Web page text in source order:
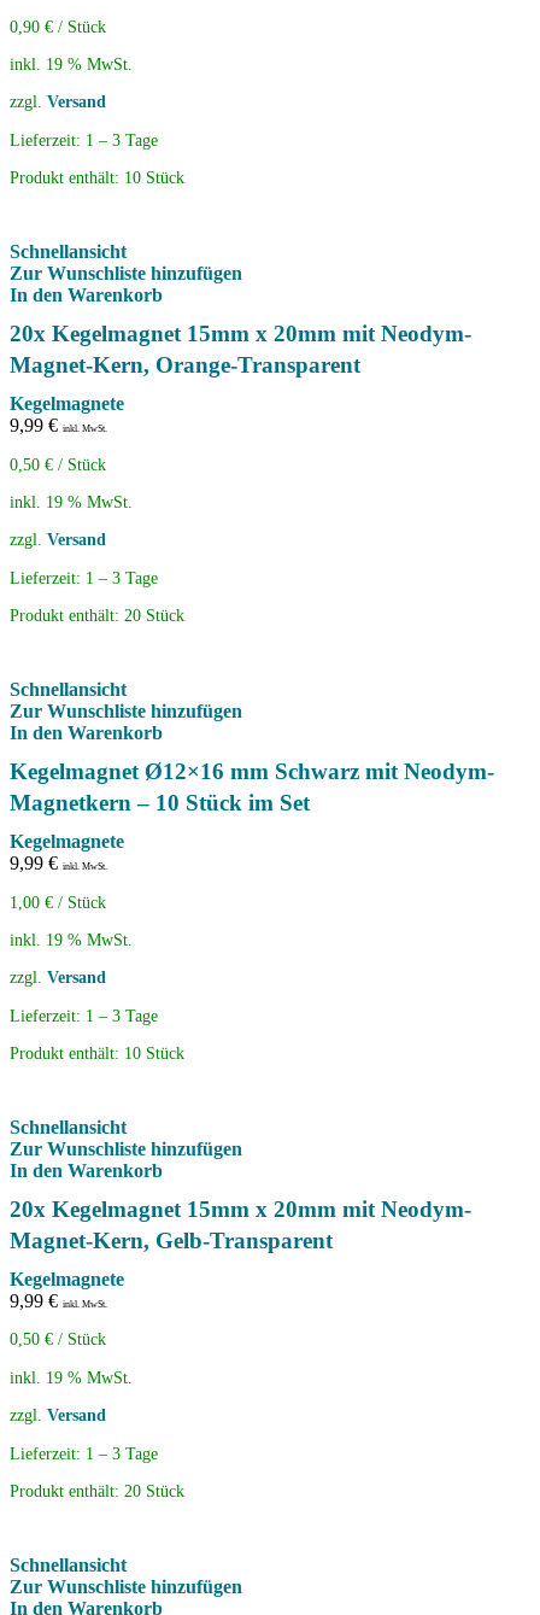
0,90 € / Stück
inkl. 19 % MwSt.
zzgl. Versand
Lieferzeit: 1 – 3 Tage
Produkt enthält: 10 Stück
Schnellansicht
Zur Wunschliste hinzufügen
In den Warenkorb
20x Kegelmagnet 15mm x 20mm mit Neodym-
Magnet-Kern, Orange-Transparent
Kegelmagnete
9,99 € inkl. MwSt.
0,50 € / Stück
inkl. 19 % MwSt.
zzgl. Versand
Lieferzeit: 1 – 3 Tage
Produkt enthält: 20 Stück
Schnellansicht
Zur Wunschliste hinzufügen
In den Warenkorb
Kegelmagnet Ø12×16 mm Schwarz mit Neodym-
Magnetkern – 10 Stück im Set
Kegelmagnete
9,99 € inkl. MwSt.
1,00 € / Stück
inkl. 19 % MwSt.
zzgl. Versand
Lieferzeit: 1 – 3 Tage
Produkt enthält: 10 Stück
Schnellansicht
Zur Wunschliste hinzufügen
In den Warenkorb
20x Kegelmagnet 15mm x 20mm mit Neodym-
Magnet-Kern, Gelb-Transparent
Kegelmagnete
9,99 € inkl. MwSt.
0,50 € / Stück
inkl. 19 % MwSt.
zzgl. Versand
Lieferzeit: 1 – 3 Tage
Produkt enthält: 20 Stück
Schnellansicht
Zur Wunschliste hinzufügen
In den Warenkorb